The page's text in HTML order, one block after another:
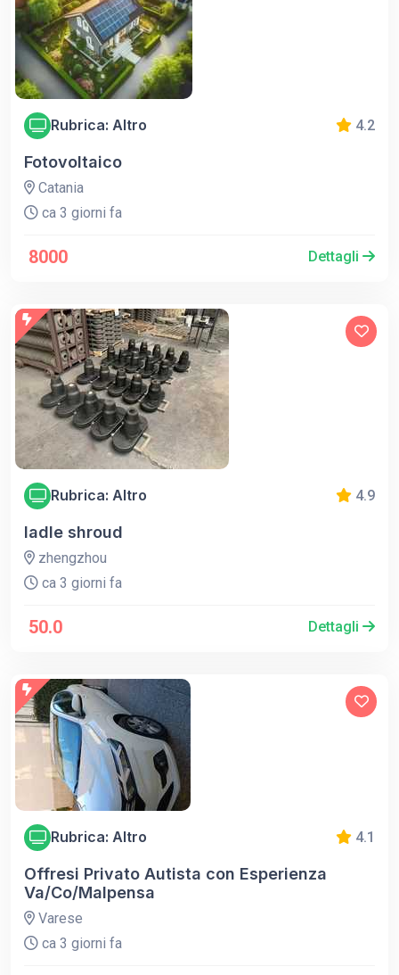
Rubrica: Altro 4.2
Fotovoltaico
Catania
ca 3 giorni fa
8000 Dettagli
Rubrica: Altro 4.9
ladle shroud
zhengzhou
ca 3 giorni fa
50.0 Dettagli
Rubrica: Altro 4.1
Offresi Privato Autista con Esperienza
Va/Co/Malpensa
Varese
ca 3 giorni fa